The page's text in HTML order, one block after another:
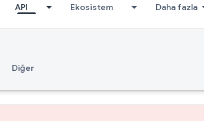
API Ekosistem Daha fazla
Diğer